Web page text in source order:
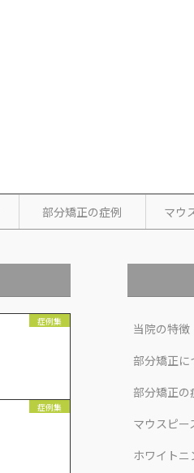
部分矯正の症例 マウ
症例集
症例集
当院の特徴
部分矯正に
部分矯正の
マウスピー
ホワイトニ